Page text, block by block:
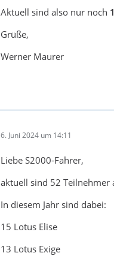
Aktuell sind also nur noch
Grüße,
Werner Maurer
6. Juni 2024 um 14:11
Liebe S2000-Fahrer,
aktuell sind 52 Teilnehmer
In diesem Jahr sind dabei:
15 Lotus Elise
13 Lotus Exige